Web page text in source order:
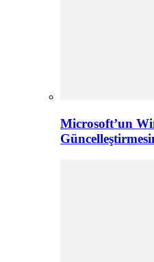
Microsoft’un